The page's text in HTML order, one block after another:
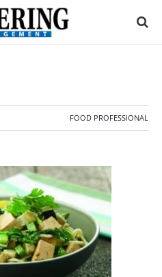
FOOD PROFESSIONAL